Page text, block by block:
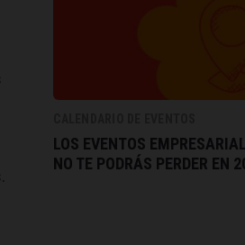
LOS EVENTOS
NO TE PODRÁS PERDER EN